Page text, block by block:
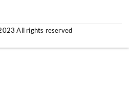
All rights reserved